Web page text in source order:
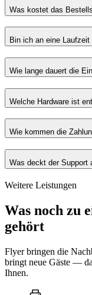
Was kostet das
Bin ich an eine Laufzeit
Wie lange dauert die
Welche Hardware ist
Wie kommen die
Was deckt der Support
Weitere Leistungen
Was noch zu
gehört
Flyer bringen die
bringt neue Gäste —
Ihnen.